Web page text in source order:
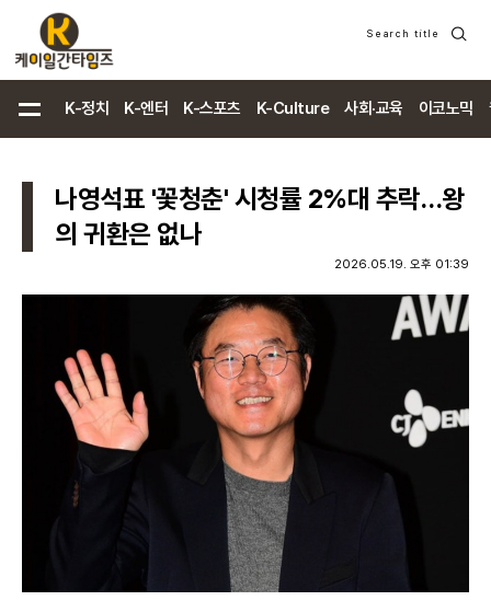
Search title
검
K-정치 K-엔터 K-스포츠 K-Culture 사회·교육 이코노믹
나영석표 '꽃청춘' 시청률 2%대 추락…왕
의 귀환은 없나
2026.05.19. 오후 01:39